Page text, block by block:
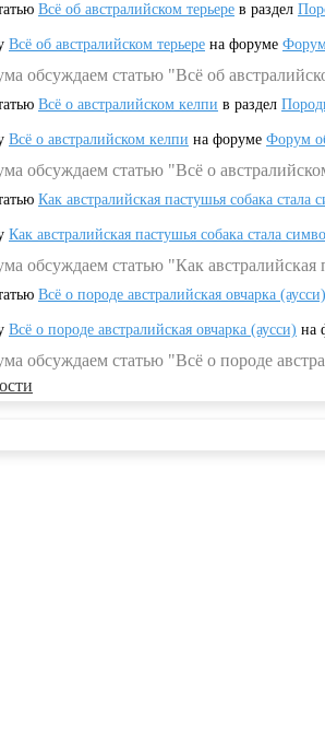
Всё об австралийском терьере в раздел
Всё об австралийском терьере на форуме
обсуждаем статью "Всё об
Всё о австралийском келпи в раздел
Всё о австралийском келпи на форуме Форум
обсуждаем статью "Всё о
Как австралийская пастушья собака
Как австралийская пастушья собака стала
обсуждаем статью "Как
Всё о породе австралийская овчарка (аусси)
Всё о породе австралийская овчарка (аусси) на
обсуждаем статью "Всё о породе